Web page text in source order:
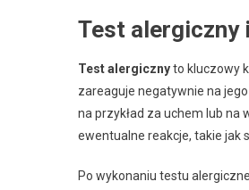
Test alergiczny
Test alergicznyto kluczowy
zareaguje negatywnie na
na przykład za uchem lub na
ewentualne reakcje, takie jak
Po wykonaniu testu